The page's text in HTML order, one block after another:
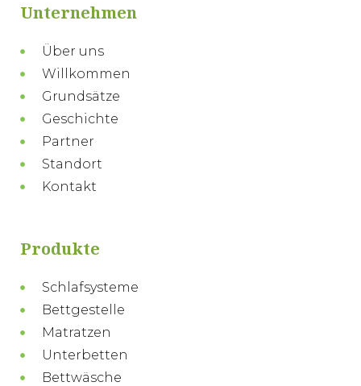
Unternehmen
Über uns
Willkommen
Grundsätze
Geschichte
Partner
Standort
Kontakt
Produkte
Schlafsysteme
Bettgestelle
Matratzen
Unterbetten
Bettwäsche